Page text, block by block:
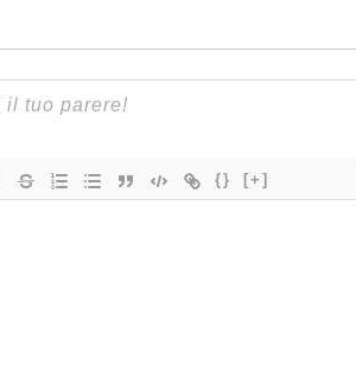
{} [+]